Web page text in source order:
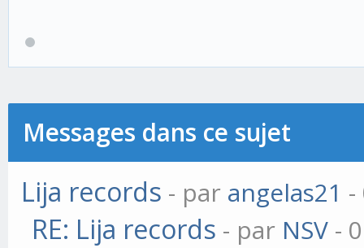
Messages dans ce sujet
Lija records - par angelas21 -
RE: Lija records - par NSV -